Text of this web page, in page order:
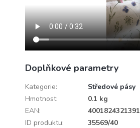
Doplňkové parametry
Kategorie:
Středové pásy
Hmotnost:
0.1 kg
EAN:
4001824321391
ID produktu:
35569/40